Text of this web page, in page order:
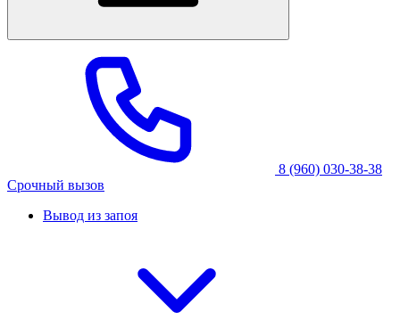
8 (960) 030-38-38
Срочный вызов
Вывод из запоя